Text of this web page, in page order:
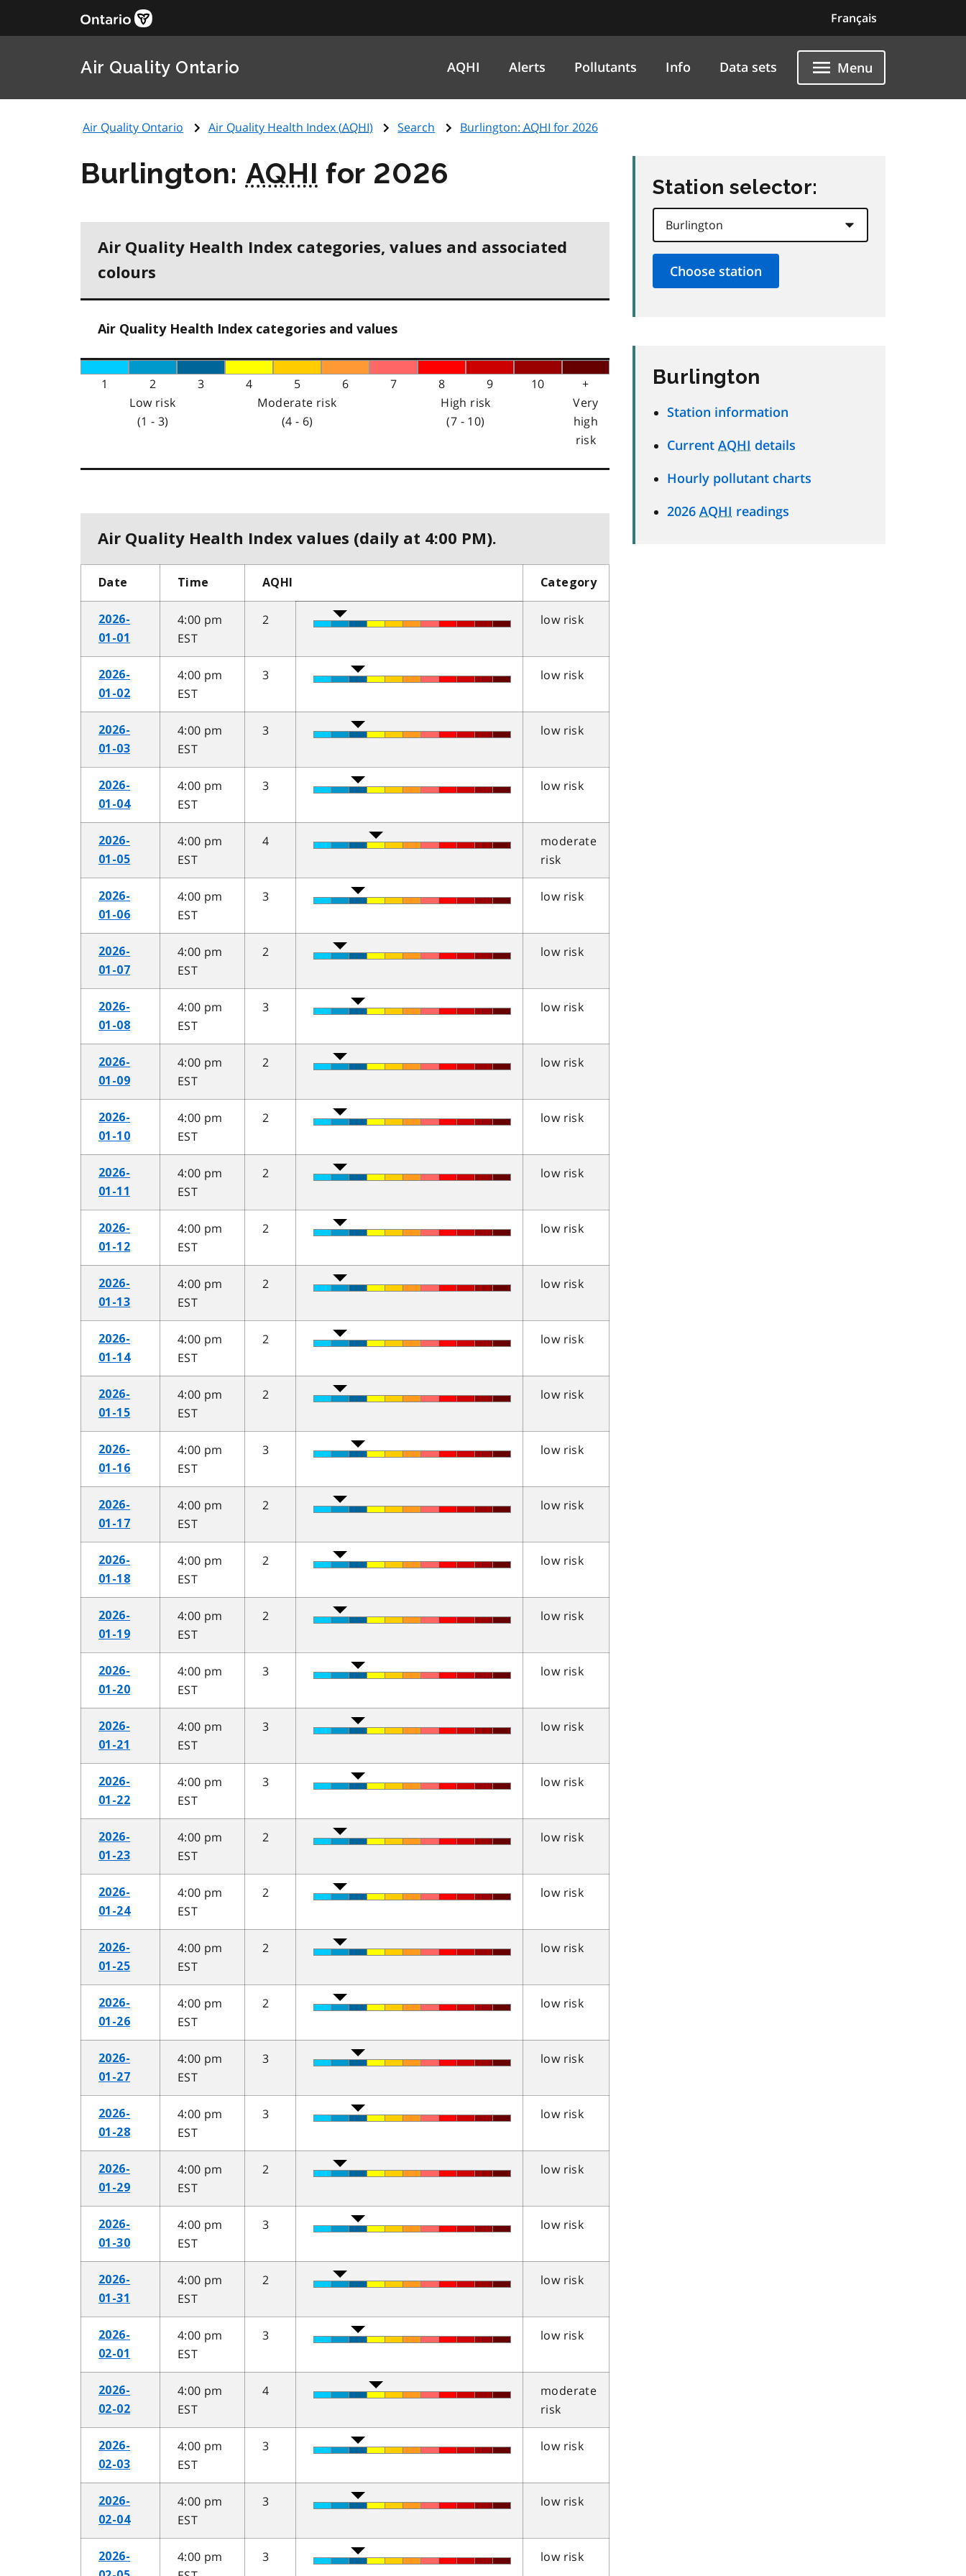
Français
Air Quality Ontario AQHI Alerts Pollutants Info Data sets Menu
Air Quality Ontario Air Quality Health Index (AQHI) Search Burlington: AQHI for 2026
Burlington: AQHI for 2026
Air Quality Health Index categories, values and associated
colours
Air Quality Health Index categories and values
1 2 3 4 5 6 7 8 9 10
+
Low risk
(1 - 3)
Moderate risk
(4 - 6)
High risk
(7 - 10)
Very
high
risk
Air Quality Health Index values (daily at 4:00 PM).
Date Time AQHI Category
2026-
01-01
4:00 pm
EST
2 low risk
2026-
01-02
4:00 pm
EST
3 low risk
2026-
01-03
4:00 pm
EST
3 low risk
2026-
01-04
4:00 pm
EST
3 low risk
2026-
01-05
4:00 pm
EST
4
moderate
risk
2026-
01-06
4:00 pm
EST
3 low risk
2026-
01-07
4:00 pm
EST
2 low risk
2026-
01-08
4:00 pm
EST
3 low risk
2026-
01-09
4:00 pm
EST
2 low risk
2026-
01-10
4:00 pm
EST
2 low risk
2026-
01-11
4:00 pm
EST
2 low risk
2026-
01-12
4:00 pm
EST
2 low risk
2026-
01-13
4:00 pm
EST
2 low risk
2026-
01-14
4:00 pm
EST
2 low risk
2026-
01-15
4:00 pm
EST
2 low risk
2026-
01-16
4:00 pm
EST
3 low risk
2026-
01-17
4:00 pm
EST
2 low risk
2026-
01-18
4:00 pm
EST
2 low risk
2026-
01-19
4:00 pm
EST
2 low risk
2026-
01-20
4:00 pm
EST
3 low risk
2026-
01-21
4:00 pm
EST
3 low risk
2026-
01-22
4:00 pm
EST
3 low risk
2026-
01-23
4:00 pm
EST
2 low risk
2026-
01-24
4:00 pm
EST
2 low risk
2026-
01-25
4:00 pm
EST
2 low risk
2026-
01-26
4:00 pm
EST
2 low risk
2026-
01-27
4:00 pm
EST
3 low risk
2026-
01-28
4:00 pm
EST
3 low risk
2026-
01-29
4:00 pm
EST
2 low risk
2026-
01-30
4:00 pm
EST
3 low risk
2026-
01-31
4:00 pm
EST
2 low risk
2026-
02-01
4:00 pm
EST
3 low risk
2026-
02-02
4:00 pm
EST
4
moderate
risk
2026-
02-03
4:00 pm
EST
3 low risk
2026-
02-04
4:00 pm
EST
3 low risk
2026-
4:00 pm
3 low risk
Station selector:
Burlington
Station information
Current AQHI details
Hourly pollutant charts
2026 AQHI readings